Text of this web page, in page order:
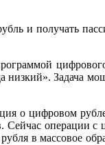
и получать
низкий». Задача
о цифровом
операции
в массовое